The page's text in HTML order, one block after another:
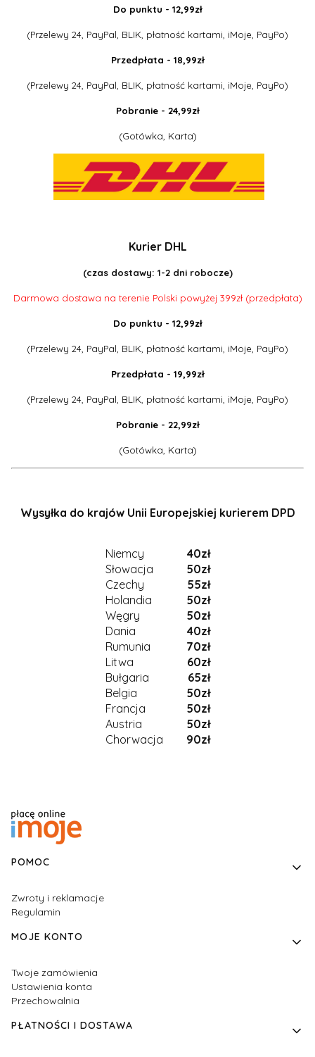
Do punktu - 12,99zł
(Przelewy 24, PayPal, BLIK, płatność kartami, iMoje, PayPo)
Przedpłata - 18,99zł
(Przelewy 24, PayPal, BLIK, płatność kartami, iMoje, PayPo)
Pobranie - 24,99zł
(Gotówka, Karta)
Kurier DHL
(czas dostawy: 1-2 dni robocze)
Darmowa dostawa na terenie Polski powyżej 399zł (przedpłata)
Do punktu - 12,99zł
(Przelewy 24, PayPal, BLIK, płatność kartami, iMoje, PayPo)
Przedpłata - 19,99zł
(Przelewy 24, PayPal, BLIK, płatność kartami, iMoje, PayPo)
Pobranie - 22,99zł
(Gotówka, Karta)
Wysyłka do krajów Unii Europejskiej kurierem DPD
Niemcy
40zł
Słowacja
50zł
Czechy
55zł
Holandia
50zł
Węgry
50zł
Dania
40zł
Rumunia
70zł
Litwa
60zł
Bułgaria
65zł
Belgia
50zł
Francja
50zł
Austria
50zł
Chorwacja
90zł
Linki w stopce
POMOC
Zwroty i reklamacje
Regulamin
MOJE KONTO
Twoje zamówienia
Ustawienia konta
Przechowalnia
PŁATNOŚCI I DOSTAWA